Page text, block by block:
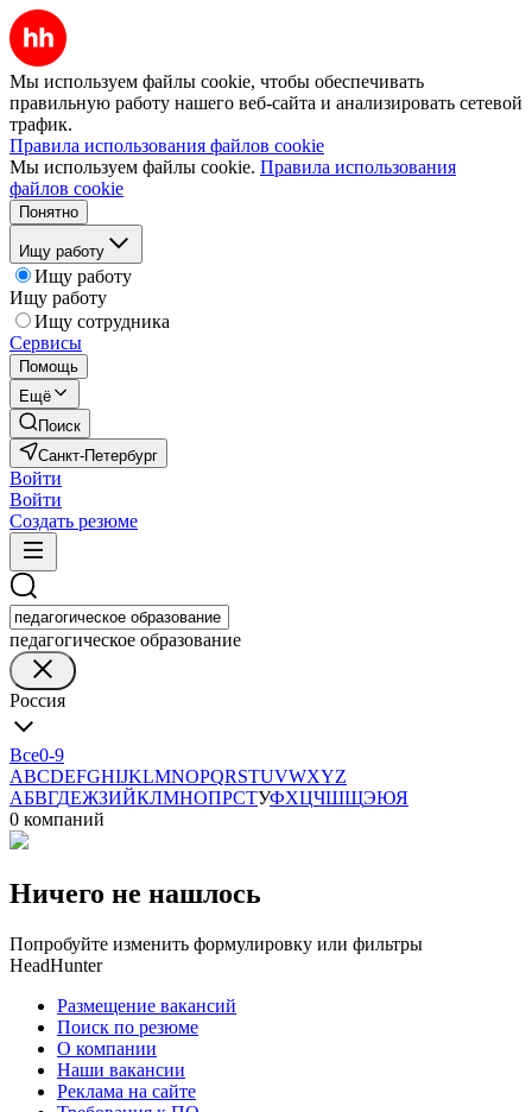
Мы используем файлы cookie, чтобы обеспечивать
правильную работу нашего веб-сайта и анализировать сетевой
трафик.
Правила использования файлов cookie
Мы используем файлы cookie. Правила использования
файлов cookie
Понятно
Ищу работу
Ищу работу
Ищу работу
Ищу сотрудника
Сервисы
Помощь
Ещё
Поиск
Санкт-Петербург
Войти
Войти
Создать резюме
педагогическое образование
Россия
Все0-9
ABCDEFGHIJKLMNOPQRSTUVWXYZ
АБВГДЕЖЗИЙКЛМНОПРСТУФХЦЧШЩЭЮЯ
0 компаний
Ничего не нашлось
Попробуйте изменить формулировку или фильтры
HeadHunter
Размещение вакансий
Поиск по резюме
О компании
Наши вакансии
Реклама на сайте